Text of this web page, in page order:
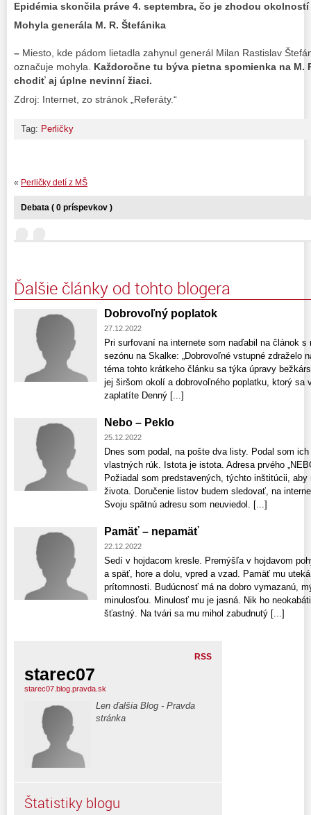
Epidémia skončila práve 4. septembra, čo je zhodou okolností
Mohyla generála M. R. Štefánika
– Miesto, kde pádom lietadla zahynul generál Milan Rastislav
označuje mohyla. Každoročne tu býva pietna spomienka na M.
chodiť aj úplne nevinní žiaci.
Zdroj: Internet, zo stránok „Referáty.“
Tag: Perličky
« Perličky detí z MŠ
Debata ( 0 príspevkov )
Ďalšie články od tohto blogera
Dobrovoľný poplatok
27.12.2022
Pri surfovaní na internete som naďabil na článok s
sezónu na Skalke: „Dobrovoľné vstupné zdraželo
téma tohto krátkeho článku sa týka úpravy
jej širšom okolí a dobrovoľného poplatku, ktorý sa
zaplatíte Denný [...]
Nebo – Peklo
25.12.2022
Dnes som podal, na pošte dva listy. Podal som
vlastných rúk. Istota je istota. Adresa prvého
Požiadal som predstavených, týchto inštitúcii, aby
života. Doručenie listov budem sledovať, na
Svoju spätnú adresu som neuviedol. [...]
Pamäť – nepamäť
22.12.2022
Sedí v hojdacom kresle. Premýšľa v hojdavom
a späť, hore a dolu, vpred a vzad. Pamäť mu
prítomnosti. Budúcnosť má na dobro vymazanú,
minulosťou. Minulosť mu je jasná. Nik ho
šťastný. Na tvári sa mu mihol zabudnutý [...]
RSS
starec07
starec07.blog.pravda.sk
Len ďalšia Blog - Pravda
stránka
Štatistiky blogu